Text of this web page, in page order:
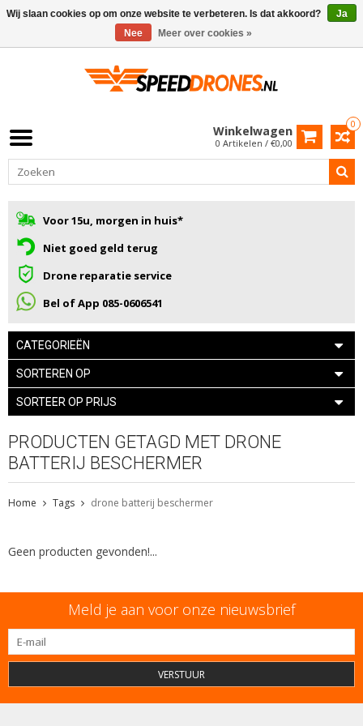
0
Winkelwagen
0 Artikelen / €0,00
Voor 15u, morgen in huis*
Niet goed geld terug
Drone reparatie service
Bel of App 085-0606541
CATEGORIEËN
SORTEREN OP
SORTEER OP PRIJS
PRODUCTEN GETAGD MET DRONE
BATTERIJ BESCHERMER
Home Tags drone batterij beschermer
Geen producten gevonden!...
Meld je aan voor onze nieuwsbrief
VERSTUUR
Wij slaan cookies op om onze website te verbeteren. Is dat akkoord?
Ja
Nee
Meer over cookies »